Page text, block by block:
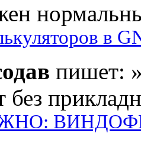
в
пишет:
без